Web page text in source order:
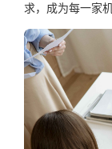
求，成为每一家